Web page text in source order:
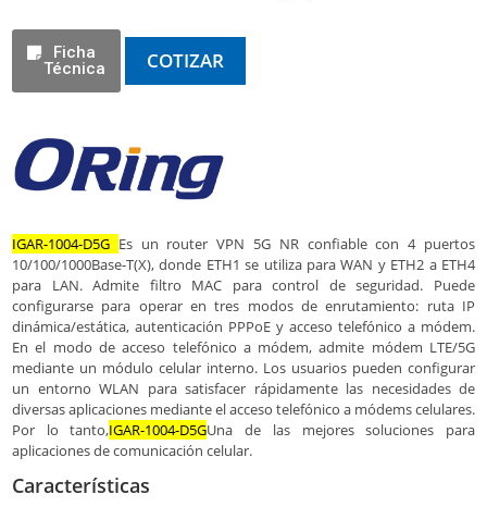
Ficha
Técnica
COTIZAR
IGAR-1004-D5G Es un router VPN 5G NR confiable con 4 puertos
10/100/1000Base-T(X), donde ETH1 se utiliza para WAN y ETH2 a ETH4
para LAN. Admite filtro MAC para control de seguridad. Puede
configurarse para operar en tres modos de enrutamiento: ruta IP
dinámica/estática, autenticación PPPoE y acceso telefónico a módem.
En el modo de acceso telefónico a módem, admite módem LTE/5G
mediante un módulo celular interno. Los usuarios pueden configurar
un entorno WLAN para satisfacer rápidamente las necesidades de
diversas aplicaciones mediante el acceso telefónico a módems celulares.
Por lo tanto,IGAR-1004-D5GUna de las mejores soluciones para
aplicaciones de comunicación celular.
Características